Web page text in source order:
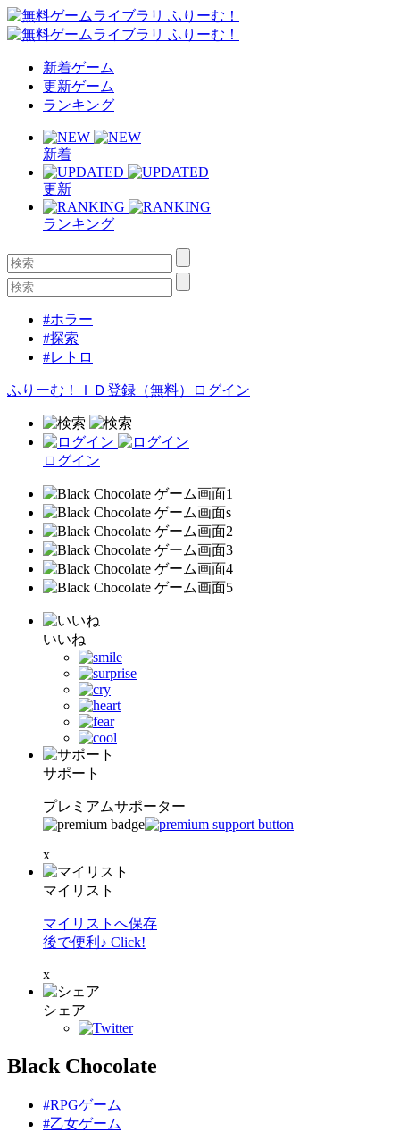
新着ゲーム
更新ゲーム
ランキング
新着
更新
ランキング
#ホラー
#探索
#レトロ
ふりーむ！ＩＤ登録（無料） ログイン
ログイン
いいね
サポート
プレミアムサポーター
x
マイリスト
マイリストへ保存
後で便利♪ Click!
x
シェア
Black Chocolate
#RPGゲーム
#乙女ゲーム